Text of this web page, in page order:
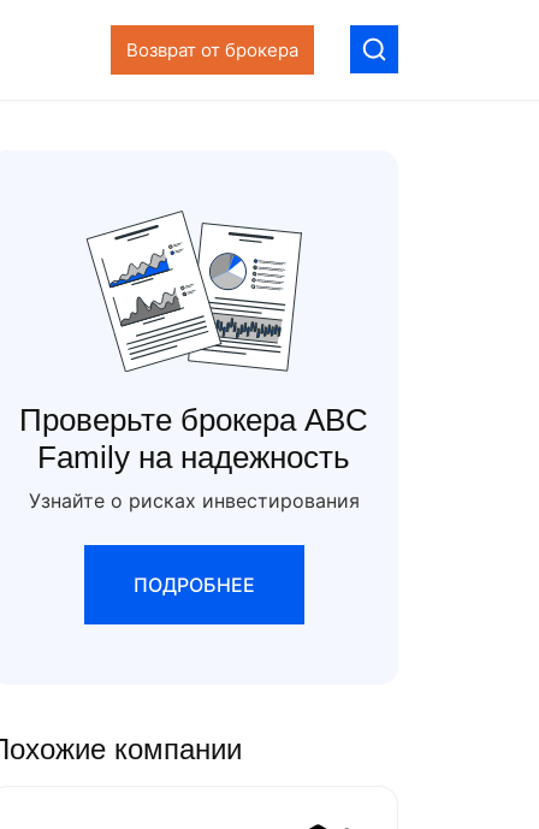
Возврат от брокера
Проверьте брокера ABC
Family на надежность
Узнайте о рисках инвестирования
ПОДРОБНЕЕ
компании